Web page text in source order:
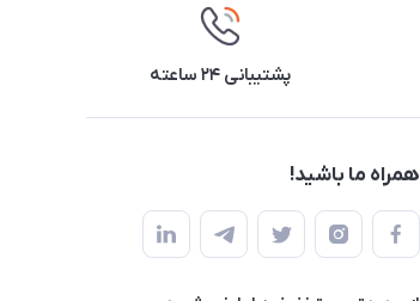
پشتیبانی ۲۴ ساعته
همراه ما باشید!